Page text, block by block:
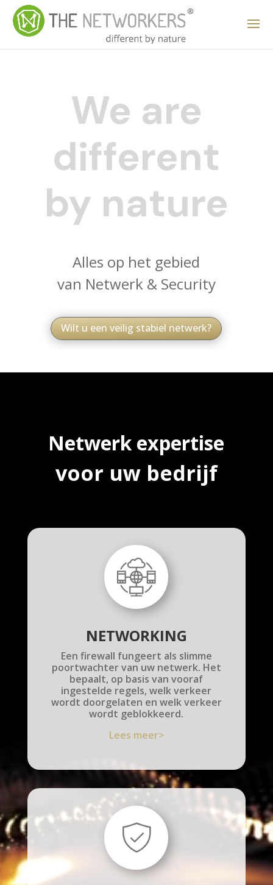
We are
different
by nature
Alles op het gebied
van Netwerk & Security
Wilt u een veilig stabiel netwerk?
Netwerk expertise
voor uw bedrijf
NETWORKING
Een firewall fungeert als slimme
poortwachter van uw netwerk. Het
bepaalt, op basis van vooraf
ingestelde regels, welk verkeer
wordt doorgelaten en welk verkeer
wordt geblokkeerd.
Lees meer>